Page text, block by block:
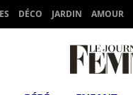
DÉCO JARDIN AMOUR